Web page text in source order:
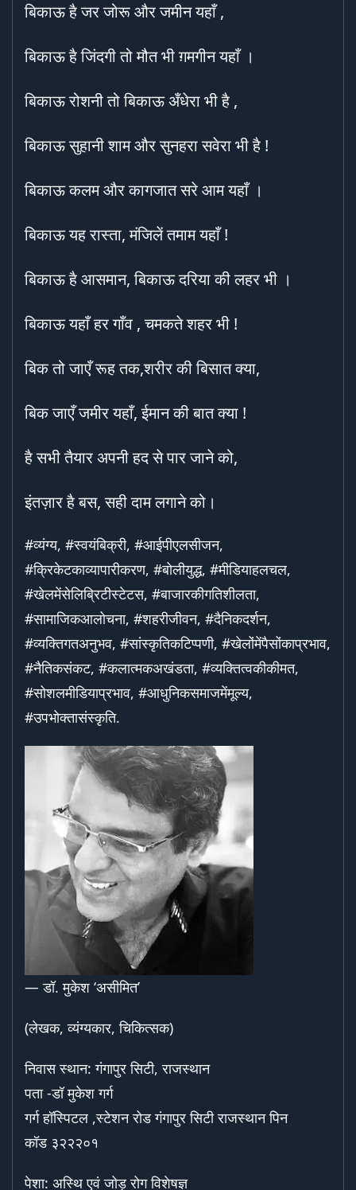
बिकाऊ है जर जोरू और जमीन यहाँ ,
बिकाऊ है जिंदगी तो मौत भी ग़मगीन यहाँ ।
बिकाऊ रोशनी तो बिकाऊ अँधेरा भी है ,
बिकाऊ सुहानी शाम और सुनहरा सवेरा भी है !
बिकाऊ कलम और कागजात सरे आम यहाँ ।
बिकाऊ यह रास्ता, मंजिलें तमाम यहाँ !
बिकाऊ है आसमान, बिकाऊ दरिया की लहर भी ।
बिकाऊ यहाँ हर गाँव , चमकते शहर भी !
बिक तो जाएँ रूह तक,शरीर की बिसात क्या,
बिक जाएँ जमीर यहाँ, ईमान की बात क्या !
है सभी तैयार अपनी हद से पार जाने को,
इंतज़ार है बस, सही दाम लगाने को।
#व्यंग्य, #स्वयंबिक्री, #आईपीएलसीजन,
#क्रिकेटकाव्यापारीकरण, #बोलीयुद्ध, #मीडियाहलचल,
#खेलमेंसेलिब्रिटीस्टेटस, #बाजारकीगतिशीलता,
#सामाजिकआलोचना, #शहरीजीवन, #दैनिकदर्शन,
#व्यक्तिगतअनुभव, #सांस्कृतिकटिप्पणी, #खेलोंमेंपैसोंकाप्रभाव,
#नैतिकसंकट, #कलात्मकअखंडता, #व्यक्तित्वकीकीमत,
#सोशलमीडियाप्रभाव, #आधुनिकसमाजमेंमूल्य,
#उपभोक्तासंस्कृति.
— डॉ. मुकेश ‘असीमित’
(लेखक, व्यंग्यकार, चिकित्सक)
निवास स्थान: गंगापुर सिटी, राजस्थान
पता -डॉ मुकेश गर्ग
गर्ग हॉस्पिटल ,स्टेशन रोड गंगापुर सिटी राजस्थान पिन
कॉड ३२२२०१
पेशा: अस्थि एवं जोड़ रोग विशेषज्ञ